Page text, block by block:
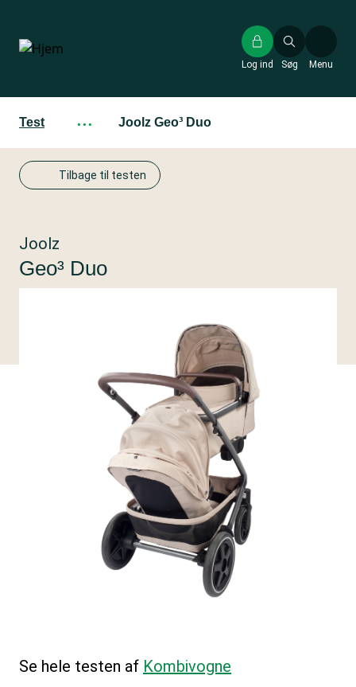
hovedindhold
Søg
Log ind Menu
Test ··· Joolz Geo³ Duo
Tilbage til testen
Joolz
Geo³ Duo
Se hele testen af Kombivogne